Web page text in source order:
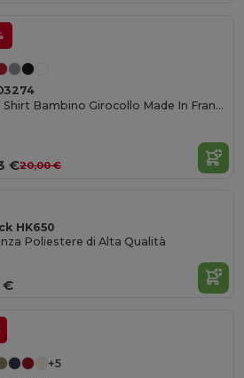
Lou T Shirt Bambino Girocollo Made In France
€20,00 €
HK650
Poliestere di Alta Qualità
€
+5